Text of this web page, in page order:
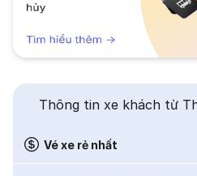
Thông tin xe khách từ
Vé xe rẻ nhất